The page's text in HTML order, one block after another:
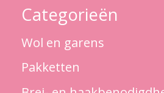
Categorieën
Wol en garens
Pakketten